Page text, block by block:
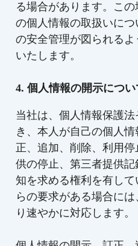
る場合があります。こ
の個人情報の取扱いに
の安全管理が図られる
いたします。
4. 個人情報の開示につい
当社は、個人情報保護
き、本人が自己の個人
正、追加、削除、利用
供の停止、第三者提供
知を求める権利を有し
らの要求がある場合に
り速やかに対応します。